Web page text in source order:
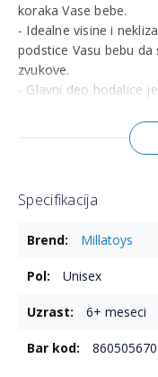
koraka Vase bebe.
- Idealne visine i
podstice Vasu bebu
zvukove.
- Glavni deo hodalice
zivotinja i ostalo.
table dok razvija
Specifikacija
informacijaMillatoys
Unisex
6+ meseci